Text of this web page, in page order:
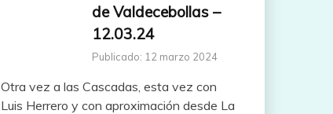
de Valdecebollas –
12.03.24
Publicado: 12 marzo 2024
Otra vez a las Cascadas, esta vez con
Luis Herrero y con aproximación desde La